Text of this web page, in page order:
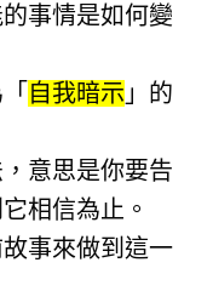
事情是如何變
自我暗示 」的
意思是你要告
相信為止。
事來做到這一